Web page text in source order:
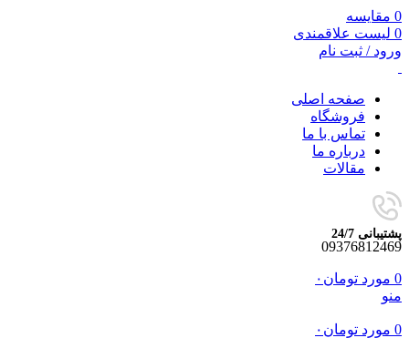
0 مقایسه
0 لیست علاقمندی
ورود / ثبت نام
صفحه اصلی
فروشگاه
تماس با ما
درباره ما
مقالات
پشتیبانی 24/7
09376812469
0 مورد تومان ۰
منو
0 مورد تومان ۰